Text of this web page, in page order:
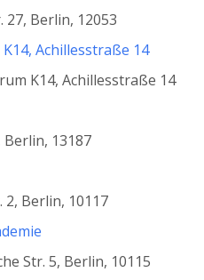
27, Berlin, 12053
Achillesstraße 14
K14, Achillesstraße 14
Berlin, 13187
2, Berlin, 10117
Str. 5, Berlin, 10115